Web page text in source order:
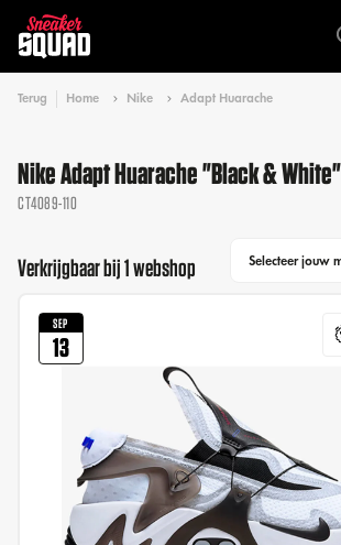
Terug Home Nike Adapt Huarache
Nike Adapt Huarache "Black & White"
CT4089-110
Verkrijgbaar bij 1 webshop Selecteer jouw
SEP
13